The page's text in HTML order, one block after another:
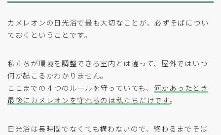
カメレオンの日光浴で最も大切なことが、必ずそばについ
ておくということです。
私たちが環境を調整できる室内とは違って、屋外ではいつ
何が起こるかわかりません。
ここまでの 4 つのルールを守っていても、 何かあったとき
最後にカメレオンを守れるのは私たちだけです。
日光浴は長時間でなくても構わないので、終わるまでそば